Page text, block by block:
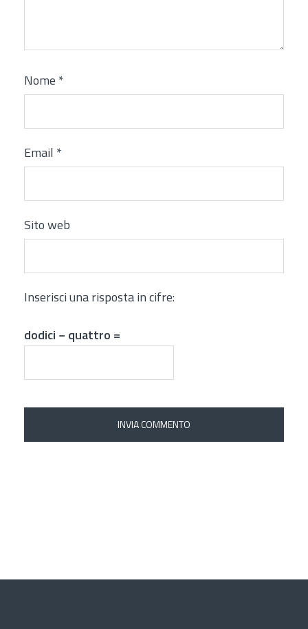
Nome *
Email *
Sito web
Inserisci una risposta in cifre:
dodici − quattro =